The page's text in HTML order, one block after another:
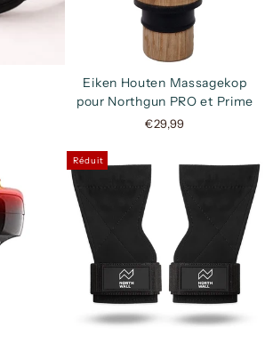
Eiken Houten Massagekop
pour Northgun PRO et Prime
€29,99
Réduit